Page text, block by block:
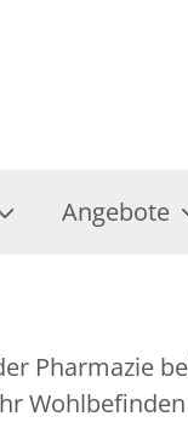
Angebote
Pharmazie
Wohlbefinden